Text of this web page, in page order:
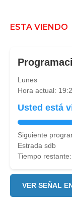
ESTA VIENDO
Lunes
Hora actual:
Usted está
Siguiente
Estrada sdb
Tiempo
VER SEÑAL